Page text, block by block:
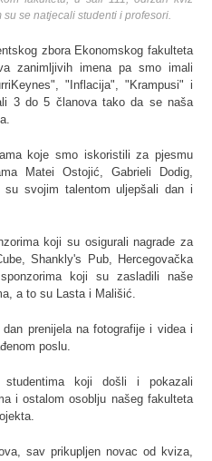
se natjecali studenti i profesori.
zbora Ekonomskog fakulteta
zanimljivih imena pa smo imali
"Inflacija", "Krampusi" i
3 do 5 članova tako da se naša
koje smo iskoristili za pjesmu
Matei Ostojić, Gabrieli Dodig,
svojim talentom uljepšali dan i
koji su osigurali nagrade za
Shankly's Pub, Hercegovačka
koji su zasladili naše
a to su Lasta i Mališić.
prenijela na fotografije i videa i
poslu.
koji došli i pokazali
i ostalom osoblju našeg fakulteta
sav prikupljen novac od kviza,